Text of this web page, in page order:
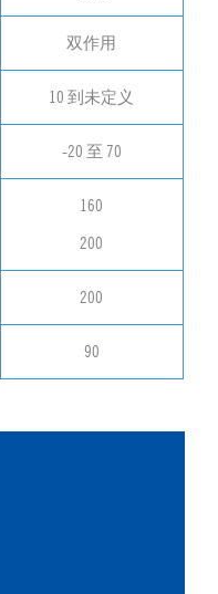
双作用
10 到未定义
-20 至 70
160
200
200
90